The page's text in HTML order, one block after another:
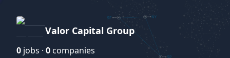
Valor Capital Group
0 jobs · 0 companies